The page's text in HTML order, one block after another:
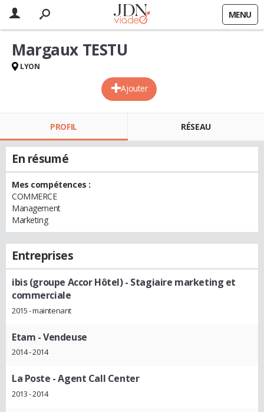
MENU
Ajouter
Margaux TESTU
LYON
PROFIL RÉSEAU
En résumé
Mes compétences :
COMMERCE
Management
Marketing
Entreprises
ibis (groupe Accor Hôtel)- Stagiaire marketing et
commerciale
2015 - maintenant
Etam - Vendeuse
2014 - 2014
La Poste - Agent Call Center
2013 - 2014